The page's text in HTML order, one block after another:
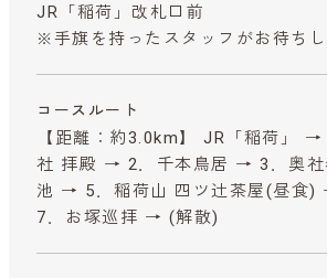
JR「稲荷」改札口前
※手旗を持ったスタッフがお待ちし
コースルート
【距離：約3.0km】 JR「稲荷」
社 拝殿 → 2．千本鳥居 → 3．奥
池 → 5．稲荷山 四ツ辻茶屋(昼食
7．お塚巡拝 → (解散)